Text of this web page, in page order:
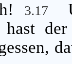
3.17
hast